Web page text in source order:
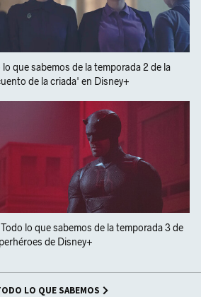
que sabemos de la temporada 2 de la
de la criada' en Disney+
lo que sabemos de la temporada 3 de
de Disney+
LO QUE SABEMOS